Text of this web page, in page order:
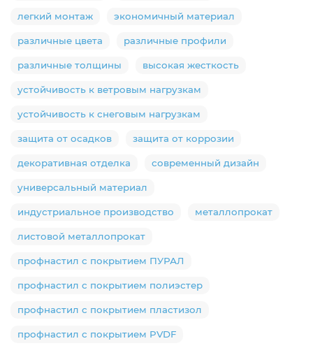
легкий монтаж экономичный материал
различные цвета различные профили
различные толщины высокая жесткость
устойчивость к ветровым нагрузкам
устойчивость к снеговым нагрузкам
защита от осадков защита от коррозии
декоративная отделка современный дизайн
универсальный материал
индустриальное производство металлопрокат
листовой металлопрокат
профнастил с покрытием ПУРАЛ
профнастил с покрытием полиэстер
профнастил с покрытием пластизол
профнастил с покрытием PVDF